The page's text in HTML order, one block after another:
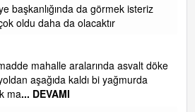
başkanlığında da görmek isteriz
oldu daha da olacaktır
mahalle aralarında asvalt döke
aşağıda kaldı bi yağmurda
ma... DEVAMI